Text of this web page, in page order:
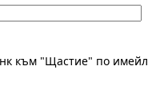
към "Щастие" по имейл